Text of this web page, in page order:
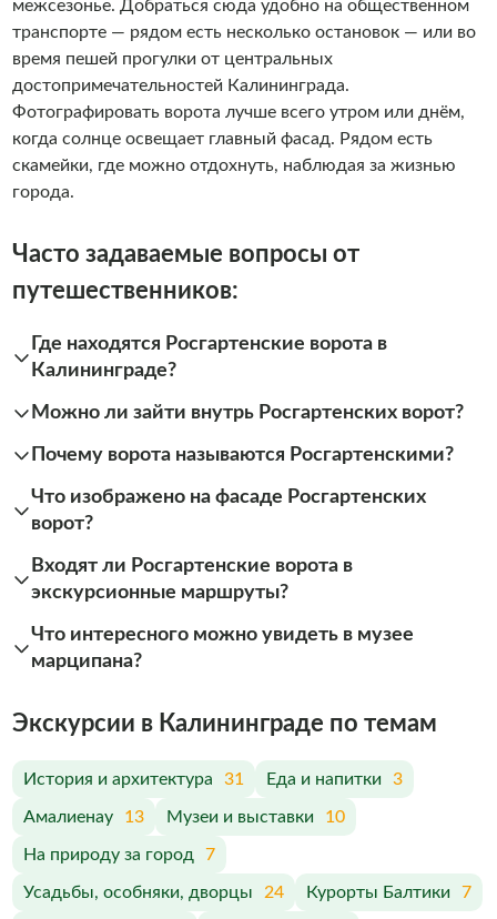
межсезонье. Добраться сюда удобно на общественном
транспорте — рядом есть несколько остановок — или во
время пешей прогулки от центральных
достопримечательностей Калининграда.
Фотографировать ворота лучше всего утром или днём,
когда солнце освещает главный фасад. Рядом есть
скамейки, где можно отдохнуть, наблюдая за жизнью
города.
Часто задаваемые вопросы от
путешественников:
Где находятся Росгартенские ворота в
Калининграде?
Можно ли зайти внутрь Росгартенских ворот?
Почему ворота называются Росгартенскими?
Что изображено на фасаде Росгартенских
ворот?
Входят ли Росгартенские ворота в
экскурсионные маршруты?
Что интересного можно увидеть в музее
марципана?
Экскурсии в Калининграде по темам
История и архитектура 31 Еда и напитки 3
Амалиенау 13 Музеи и выставки 10
На природу за город 7
Усадьбы, особняки, дворцы 24 Курорты Балтики 7